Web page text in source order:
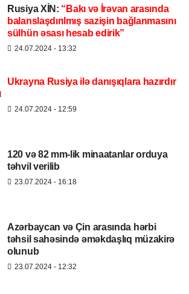
Rusiya XİN: “Bakı və İrəvan arasında
balanslaşdırılmış sazişin bağlanmasını
sülhün əsası hesab edirik”
24.07.2024 - 13:32
Ukrayna Rusiya ilə danışıqlara hazırdır
24.07.2024 - 12:59
120 və 82 mm-lik minaatanlar orduya
təhvil verilib
23.07.2024 - 16:18
Azərbaycan və Çin arasında hərbi
təhsil sahəsində əməkdaşlıq müzakirə
olunub
23.07.2024 - 12:32